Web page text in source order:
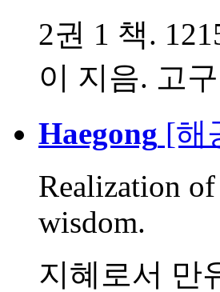
2권 1 책.
이 지음. 고
Haegong [해
Realization
wisdom.
지혜로서 만